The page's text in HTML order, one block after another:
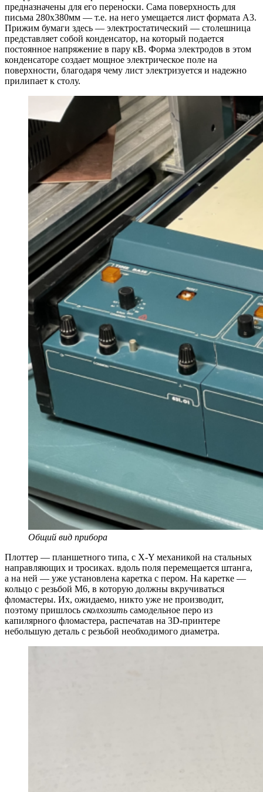
предназначены для его переноски. Сама поверхность для
письма 280х380мм — т.е. на него умещается лист формата А3.
Прижим бумаги здесь — электростатический — столешница
представляет собой конденсатор, на который подается
постоянное напряжение в пару кВ. Форма электродов в этом
конденсаторе создает мощное электрическое поле на
поверхности, благодаря чему лист электризуется и надежно
прилипает к столу.
Общий вид прибора
Плоттер — планшетного типа, с X-Y механикой на стальных
направляющих и тросиках. вдоль поля перемещается штанга,
а на ней — уже установлена каретка с пером. На каретке —
кольцо с резьбой М6, в которую должны вкручиваться
фломастеры. Их, ожидаемо, никто уже не производит,
поэтому пришлось сколхозить самодельное перо из
капилярного фломастера, распечатав на 3D-принтере
небольшую деталь с резьбой необходимого диаметра.